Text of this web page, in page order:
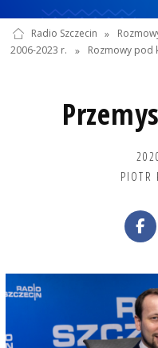
Radio Szczecin »
2006-2023 r.
» Rozmowy pod
PIOTR